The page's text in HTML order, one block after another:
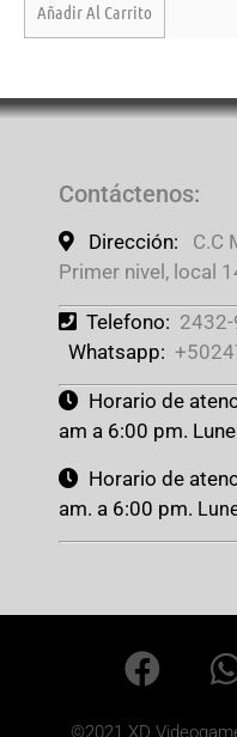
Añadir Al Carrito
Contáctenos:
Dirección:
C.C
Primer nivel, local
Telefono:
Whatsapp:
Horario de
am a 6:00 pm.
Horario de
am. a 6:00 pm.
©2021 XD